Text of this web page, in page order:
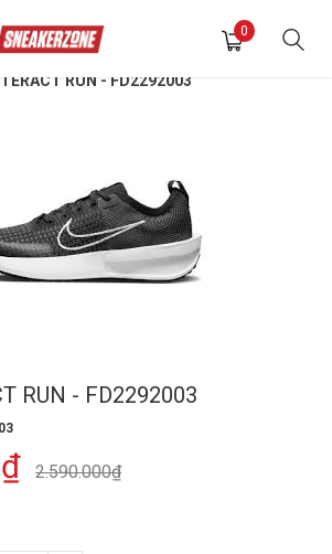
0
RUN - FD2292003
RUN - FD2292003
2.590.000₫